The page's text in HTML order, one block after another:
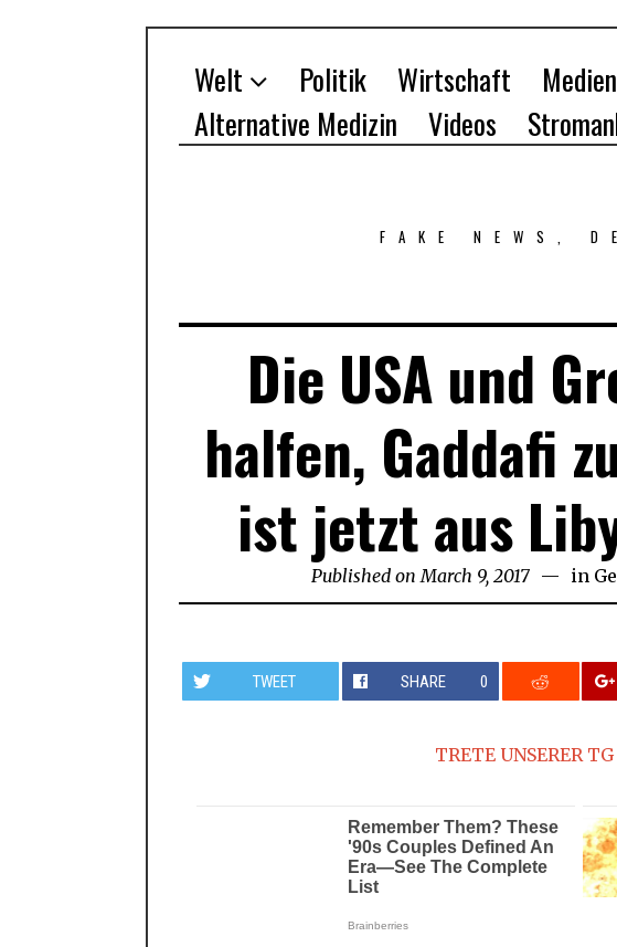
Welt Politik Wirtschaft Medien
Alternative Medizin
Videos
FAKE NEWS,
Die USA und
halfen, Gaddafi
ist jetzt aus
Published on March 9, 2017 in
TWEET SHARE 0
TRETE UNSERER